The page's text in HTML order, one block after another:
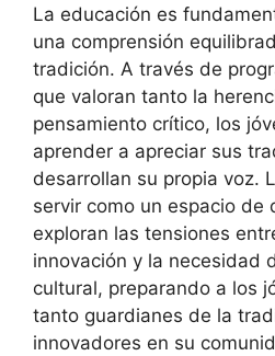
La educación es
una comprensión
tradición. A través de
que valoran tanto la
pensamiento crítico, los
aprender a apreciar sus
desarrollan su propia voz.
servir como un espacio de
exploran las tensiones
innovación y la necesidad
cultural, preparando a los
tanto guardianes de la
innovadores en su